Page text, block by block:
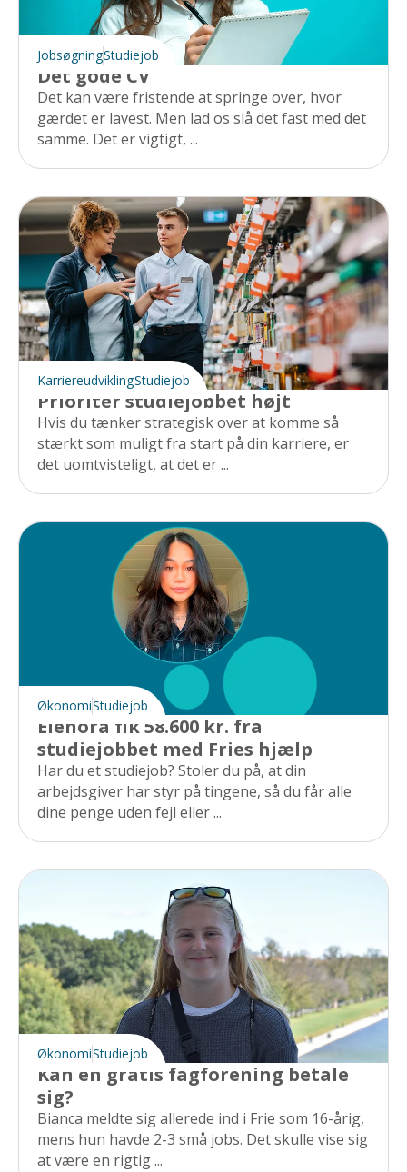
JobsøgningStudiejob
Det gode CV
Det kan være fristende at springe over, hvor
gærdet er lavest. Men lad os slå det fast med det
samme. Det er vigtigt, ...
KarriereudviklingStudiejob
Prioritér studiejobbet højt
Hvis du tænker strategisk over at komme så
stærkt som muligt fra start på din karriere, er
det uomtvisteligt, at det er ...
ØkonomiStudiejob
Elenora fik 58.600 kr. fra
studiejobbet med Fries hjælp
Har du et studiejob? Stoler du på, at din
arbejdsgiver har styr på tingene, så du får alle
dine penge uden fejl eller ...
ØkonomiStudiejob
Kan en gratis fagforening betale
sig?
Bianca meldte sig allerede ind i Frie som 16-årig,
mens hun havde 2-3 små jobs. Det skulle vise sig
at være en rigtig ...